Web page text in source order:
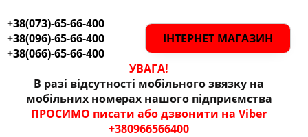
+38(073)-65-66-400
+38(096)-65-66-400
+38(066)-65-66-400
ІНТЕРНЕТ МАГАЗИН
УВАГА!
В разі відсутності мобільного звязку на
мобільних номерах нашого підприємства
ПРОСИМО писати або дзвонити на Viber
+380966566400